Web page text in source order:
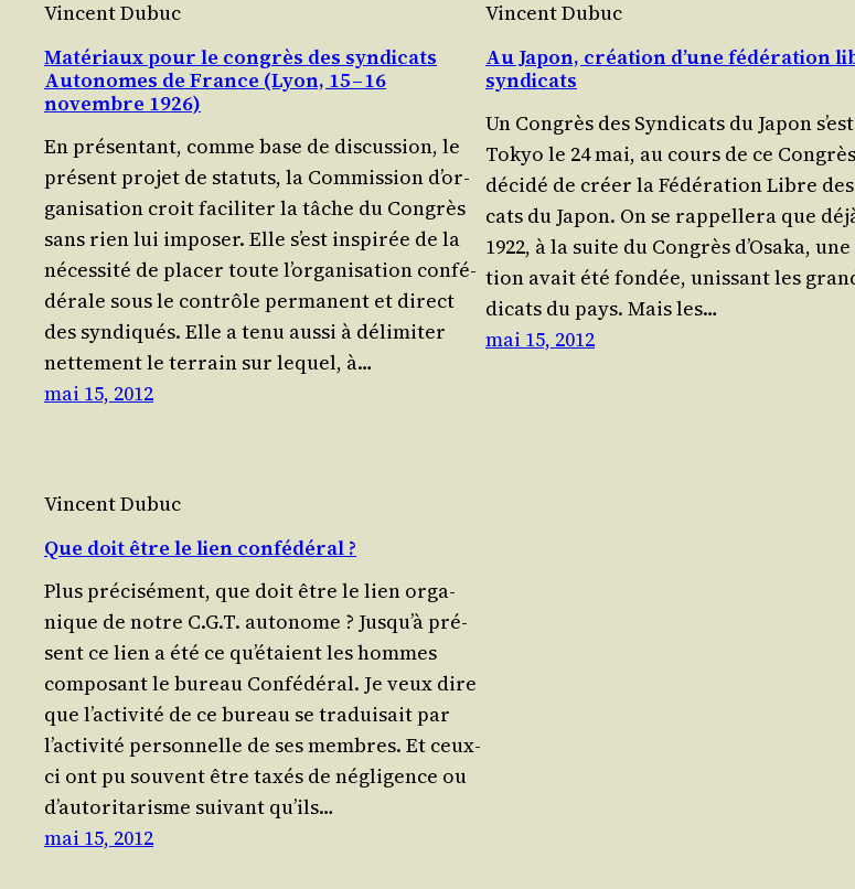
Vincent Dubuc
Matériaux pour le congrès des syndicats
Autonomes de France (Lyon, 15 – 16
novembre 1926)
En pré­sen­tant, comme base de dis­cus­sion, le
pré­sent pro­jet de sta­tuts, la Com­mis­sion d’or­
ga­ni­sa­tion croit faci­li­ter la tâche du Congrès
sans rien lui impo­ser. Elle s’est ins­pi­rée de la
néces­si­té de pla­cer toute l’or­ga­ni­sa­tion confé­
dé­rale sous le contrôle per­ma­nent et direct
des syndiqués. Elle a tenu aus­si à déli­mi­ter
net­te­ment le ter­rain sur lequel, à…
mai 15, 2012
Vincent Dubuc
Au Japon, création d’une fédération
syndicats
Un Congrès des Syn­di­cats du Japon
Tokyo le 24 mai, au cours de ce
déci­dé de créer la Fédé­ra­tion Libre
cats du Japon. On se rap­pel­le­ra que
1922, à la suite du Congrès d’O­sa­ka,
tion avait été fon­dée, unis­sant les
di­cats du pays. Mais les…
mai 15, 2012
Vincent Dubuc
Que doit être le lien confédéral ?
Plus pré­ci­sé­ment, que doit être le lien orga­
nique de notre C.G.T. auto­nome ? Jus­qu’à pré­
sent ce lien a été ce qu’é­taient les hommes
com­po­sant le bureau Confé­dé­ral. Je veux dire
que l’ac­ti­vi­té de ce bureau se tra­dui­sait par
l’ac­ti­vi­té per­son­nelle de ses membres. Et ceux-
ci ont pu sou­vent être taxés de négli­gence ou
d’au­to­ri­ta­risme sui­vant qu’ils…
mai 15, 2012